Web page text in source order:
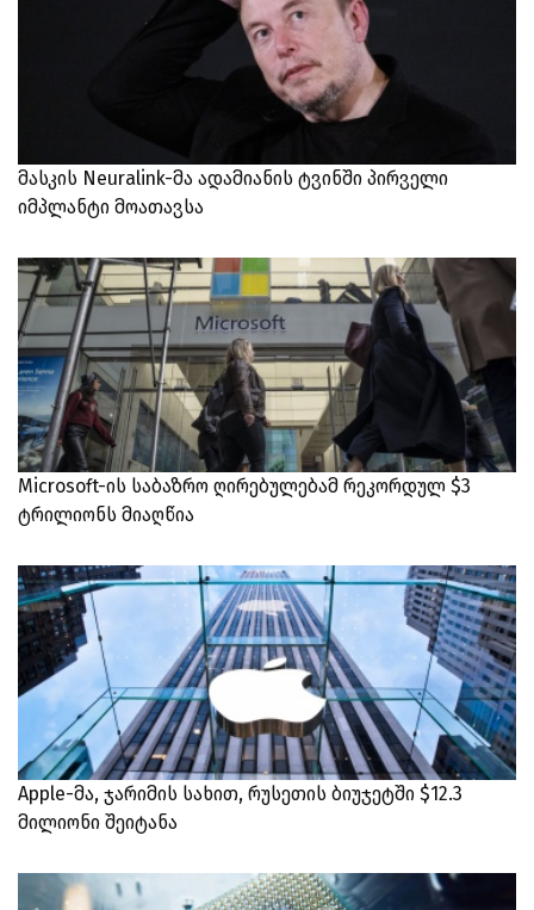
მასკის Neuralink-მა ადამიანის ტვინში პირველი
იმპლანტი მოათავსა
Microsoft-ის საბაზრო ღირებულებამ რეკორდულ $3
ტრილიონს მიაღწია
Apple-მა, ჯარიმის სახით, რუსეთის ბიუჯეტში $12.3
მილიონი შეიტანა